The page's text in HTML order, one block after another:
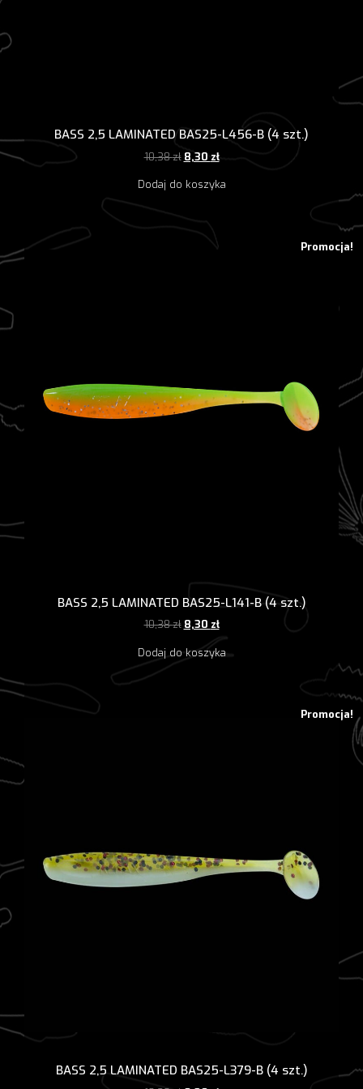
BASS 2,5 LAMINATED BAS25-L456-B (4 szt.)
10,38zł Pierwotna
wynosiła:
8,30 złAktualna
wynosi:
Dodaj do koszyka
Promocja!
BASS 2,5 LAMINATED BAS25-L141-B (4 szt.)
10,38zł Pierwotna
wynosiła:
8,30 złAktualna
cena
wynosi:
Dodaj do koszyka
Promocja!
BASS 2,5 LAMINATED BAS25-L379-B (4 szt.)